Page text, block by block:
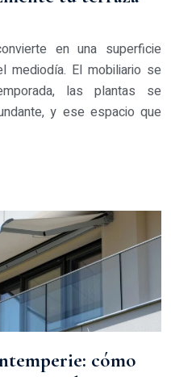
en una superficie
mediodía. El mobiliario se
las plantas se
y ese espacio que
cómo